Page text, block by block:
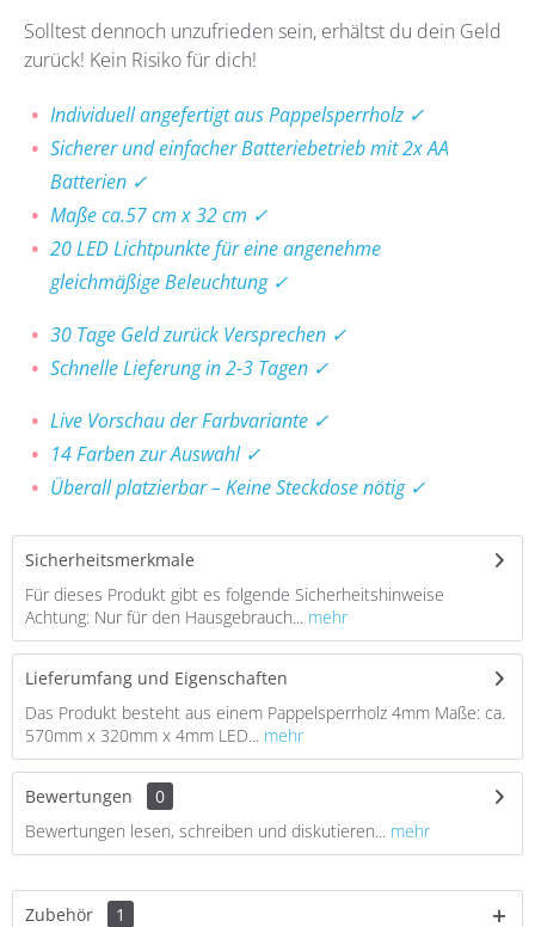
Solltest dennoch unzufrieden sein, erhältst du dein Geld
zurück! Kein Risiko für dich!
Individuell angefertigt aus Pappelsperrholz ✓
Sicherer und einfacher Batteriebetrieb mit 2x AA
Batterien ✓
Maße ca.57 cm x 32 cm ✓
20 LED Lichtpunkte für eine angenehme
gleichmäßige Beleuchtung ✓
30 Tage Geld zurück Versprechen ✓
Schnelle Lieferung in 2-3 Tagen ✓
Live Vorschau der Farbvariante ✓
14 Farben zur Auswahl ✓
Überall platzierbar – Keine Steckdose nötig ✓
Sicherheitsmerkmale
Für dieses Produkt gibt es folgende Sicherheitshinweise
Achtung: Nur für den Hausgebrauch... mehr
Lieferumfang und Eigenschaften
Das Produkt besteht aus einem Pappelsperrholz 4mm Maße: ca.
570mm x 320mm x 4mm LED... mehr
Bewertungen
0
Bewertungen lesen, schreiben und diskutieren... mehr
Zubehör 1